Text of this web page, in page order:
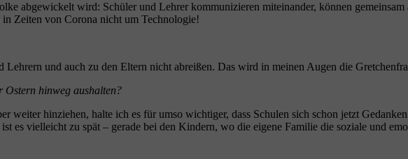
abgewickelt wird: Schüler und Lehrer kommunizieren miteinander, können
Zeiten von Corona nicht um Technologie!
und auch zu den Eltern nicht abreißen. Das wird in meinen Augen die
Ostern hinweg aushalten?
weiter hinziehen, halte ich es für umso wichtiger, dass Schulen sich schon jetzt
es vielleicht zu spät – gerade bei den Kindern, wo die eigene Familie die soziale und